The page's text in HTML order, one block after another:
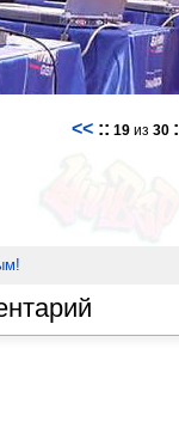
<<:: 19из 30